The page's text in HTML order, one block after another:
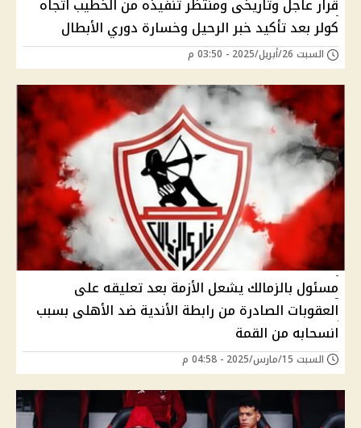
قرار عاجل وتاريخى ومنتظر تنفيذه من الخطيب اتجاه
كولر بعد تأكيد خبر الرحيل وخسارة دوري الأبطال
السبت 26/أبريل/2025 - 03:50 م
مسئول بالزمالك يشعل الأزمة بعد تعليقه على
العقوبات الصادرة من رابطة الأندية ضد الأهلى بسبب
انسحابه من القمة
السبت 15/مارس/2025 - 04:58 م